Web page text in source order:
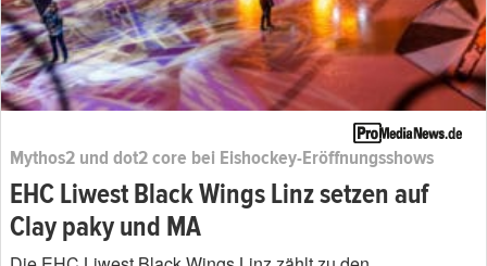
Mythos2 und dot2 core bei Eishockey-Eröffnungsshows
EHC Liwest Black Wings Linz setzen auf
Clay paky und MA